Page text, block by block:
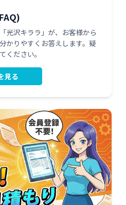
光沢キララ」が、お客様から
かりやすくお答えします。疑
ください。
見る